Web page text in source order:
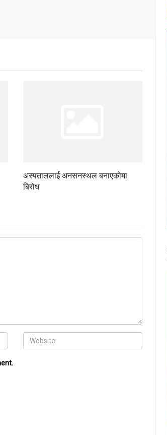
अस्पताललाई अनसनस्थल बनाएकोमा
बिरोध